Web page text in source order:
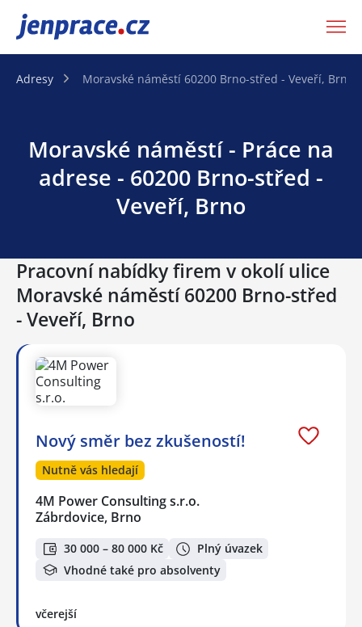
JenPráce.cz
Adresy Moravské náměstí 60200 Brno-střed - Veveří, Brno
Moravské náměstí - Práce na
adrese - 60200 Brno-střed -
Veveří, Brno
Pracovní nabídky firem v okolí ulice
Moravské náměstí 60200 Brno-střed
- Veveří, Brno
Nový směr bez zkušeností!
Nutně vás hledají
4M Power Consulting s.r.o.
Zábrdovice, Brno
30 000 – 80 000 Kč
Plný úvazek
Vhodné také pro absolventy
včerejší